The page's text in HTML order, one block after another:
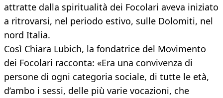
attratte dalla spiritualità dei Focolari aveva iniziato
a ritrovarsi, nel periodo estivo, sulle Dolomiti, nel
nord Italia.
Così Chiara Lubich, la fondatrice del Movimento
dei Focolari racconta: «Era una convivenza di
persone di ogni categoria sociale, di tutte le età,
d’ambo i sessi, delle più varie vocazioni, che